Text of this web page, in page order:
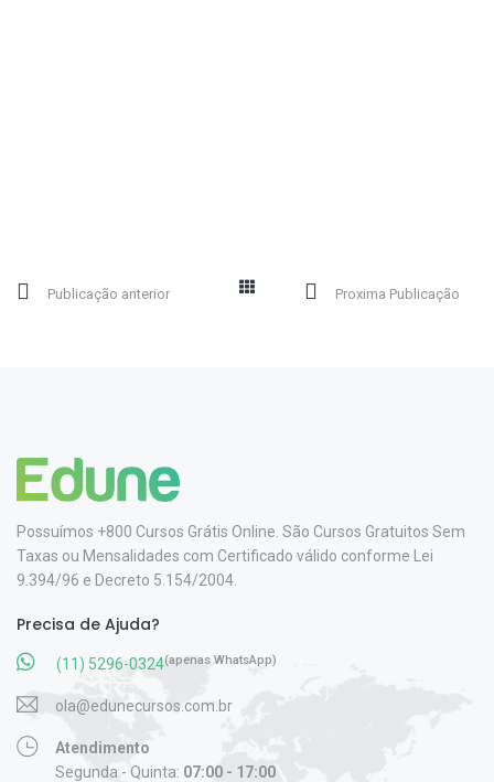
Publicação anterior Proxima Publicação
Possuímos +800 Cursos Grátis Online. São Cursos Gratuitos Sem
Taxas ou Mensalidades com Certificado válido conforme Lei
9.394/96 e Decreto 5.154/2004.
Precisa de Ajuda?
(11) 5296-0324(apenas WhatsApp)
ola@edunecursos.com.br
Atendimento
Segunda - Quinta: 07:00 - 17:00